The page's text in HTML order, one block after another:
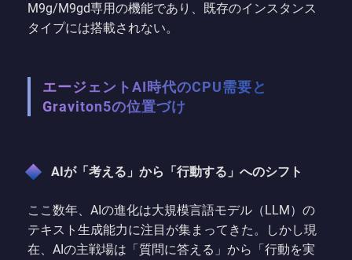
M9g/M9gd専用の機能であり、既存のインスタンス
タイプには搭載されない。
エージェントAI時代のCPU需要と
Graviton5の位置づけ
AIが「考える」から「行動する」へのシフト
ここ数年、AIの進化は大規模言語モデル（LLM）の
テキスト生成能力に注目が集まってきた。しかし現
在、AIの主戦場は「質問に答える」から「行動を実